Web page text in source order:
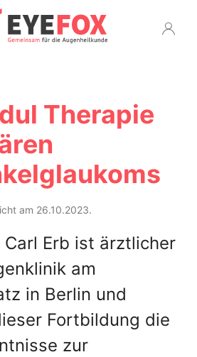
Therapie
am 26.10.2023.
Carl Erb ist ärztlicher
am
in Berlin und
Fortbildung die
zur